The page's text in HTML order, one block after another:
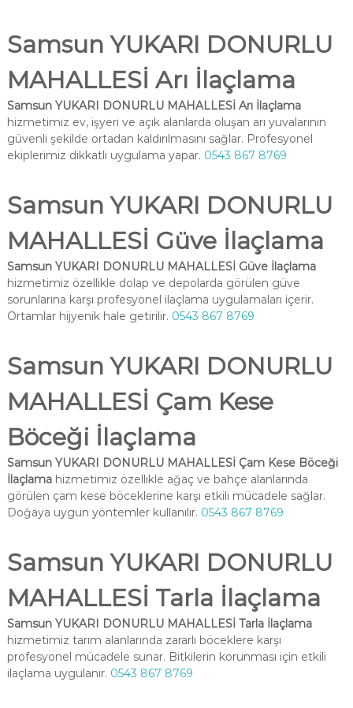
Samsun YUKARI DONURLU
MAHALLESİ Arı İlaçlama
Samsun YUKARI DONURLU MAHALLESİ Arı İlaçlama
hizmetimiz ev, işyeri ve açık alanlarda oluşan arı yuvalarının
güvenli şekilde ortadan kaldırılmasını sağlar. Profesyonel
ekiplerimiz dikkatli uygulama yapar. 0543 867 8769
Samsun YUKARI DONURLU
MAHALLESİ Güve İlaçlama
Samsun YUKARI DONURLU MAHALLESİ Güve İlaçlama
hizmetimiz özellikle dolap ve depolarda görülen güve
sorunlarına karşı profesyonel ilaçlama uygulamaları içerir.
Ortamlar hijyenik hale getirilir. 0543 867 8769
Samsun YUKARI DONURLU
MAHALLESİ Çam Kese
Böceği İlaçlama
Samsun YUKARI DONURLU MAHALLESİ Çam Kese Böceği
İlaçlamahizmetimiz özellikle ağaç ve bahçe alanlarında
görülen çam kese böceklerine karşı etkili mücadele sağlar.
Doğaya uygun yöntemler kullanılır. 0543 867 8769
Samsun YUKARI DONURLU
MAHALLESİ Tarla İlaçlama
Samsun YUKARI DONURLU MAHALLESİ Tarla İlaçlama
hizmetimiz tarım alanlarında zararlı böceklere karşı
profesyonel mücadele sunar. Bitkilerin korunması için etkili
ilaçlama uygulanır. 0543 867 8769